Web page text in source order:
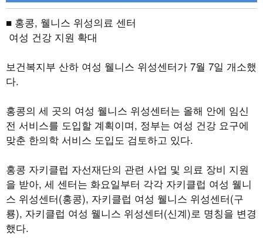
■ 홍콩, 웰니스 위성의료 센터
여성 건강 지원 확대
보건복지부 산하 여성 웰니스 위성센터가 7월 7일 개소했
다.
홍콩의 세 곳의 여성 웰니스 위성센터는 올해 안에 임신
전 서비스를 도입할 계획이며, 정부는 여성 건강 요구에
맞춘 한의학 서비스 도입도 검토하고 있다.
홍콩 자키클럽 자선재단의 관련 사업 및 의료 장비 지원
을 받아, 세 센터는 화요일부터 각각 자키클럽 여성 웰니
스 위성센터(홍콩), 자키클럽 여성 웰니스 위성센터(구
룡), 자키클럽 여성 웰니스 위성센터(신계)로 명칭을 변경
했다.